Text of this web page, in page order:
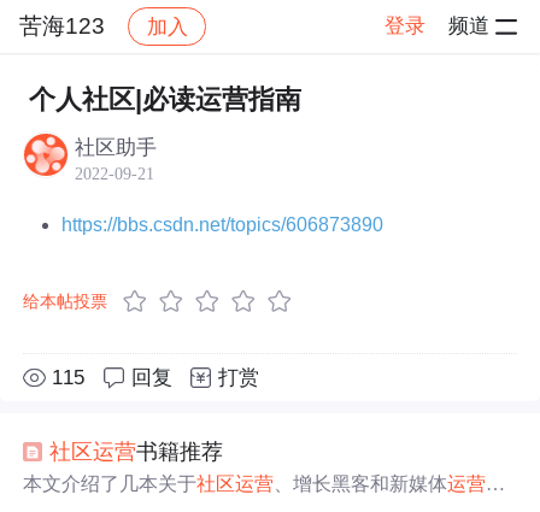
苦海123 加入 登录 频道
社区 苦海123 运营指南
个人社区|必读运营指南
社区助手
2022-09-21
https://bbs.csdn.net/topics/606873890
给本帖投票
115 回复 打赏
社区运营书籍推荐
本文介绍了几本关于社区运营 、增长黑客和新媒体运营的